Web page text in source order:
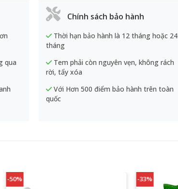
qua
Chính sách bảo hành
Thời hạn bảo hành là 12 tháng hoặc 24
tháng
Tem phải còn nguyên vẹn, không rách
rời, tẩy xóa
Với Hơn 500 điểm bảo hành trên toàn
quốc
-50% -33%